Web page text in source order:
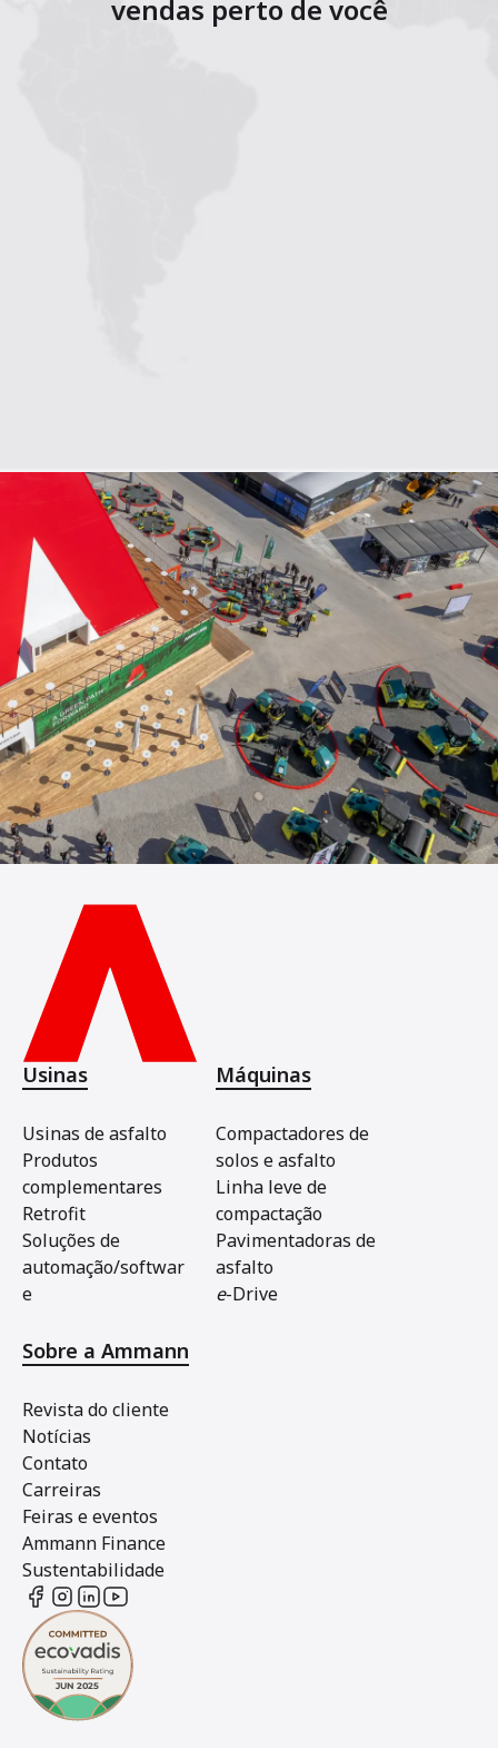
vendas perto de você
Usinas
Usinas de asfalto
Produtos
complementares
Retrofit
Soluções de
automação/softwar
e
Máquinas
Compactadores de
solos e asfalto
Linha leve de
compactação
Pavimentadoras de
asfalto
e-Drive
Sobre a Ammann
Revista do cliente
Notícias
Contato
Carreiras
Feiras e eventos
Ammann Finance
Sustentabilidade